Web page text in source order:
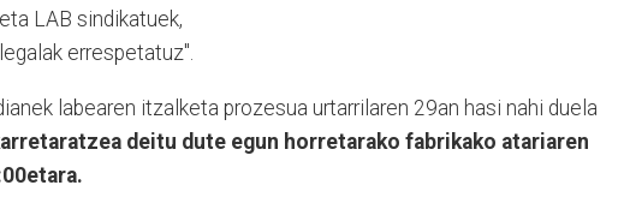
LAB sindikatuek,
errespetatuz".
labearen itzalketa prozesua urtarrilaren 29an hasi nahi duela
deitu dute egun horretarako fabrikako atariaren